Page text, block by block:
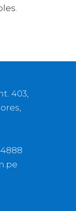
403,